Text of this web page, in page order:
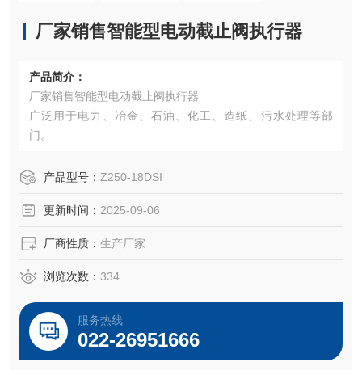
厂家销售智能型电动截止阀执行器
产品简介：
厂家销售智能型电动截止阀执行器
广泛用于电力、冶金、石油、化工、造纸、污水处理等部
门。
产品型号： Z250-18DSI
更新时间： 2025-09-06
厂商性质： 生产厂家
浏览次数： 334
服务热线
022-26951666